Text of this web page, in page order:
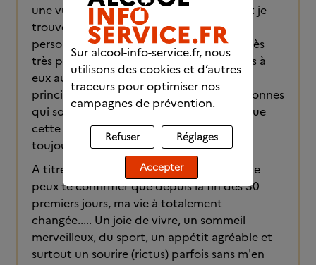
une vue très large de la problématique et je
trouve que cette vidéo permet à des
personnes qui sont dans des situations très
très précaires de savoir que nous pensons à
eux aussi. La STE nous formalise sur des
principes.... Il est important pour les personnes
qui sont de temps en temps sur le quai que
cette bataille est difficile mais qu'il y a
toujours des solutions.
A titre perso, j'attaque ma journée 32 et je
peux te confirmer que depuis la fin des 30
premiers jours, ma vie à totalement
changée..... Un joie de vivre, un sommeil
merveilleux, du sport, un appétit agréable et
surtout un sourire (rictus) parfois sans m'en
Sur alcool-info-service.fr, nous
utilisons des cookies et d’autres
traceurs pour optimiser nos
campagnes de prévention.
Refuser Réglages
Accepter